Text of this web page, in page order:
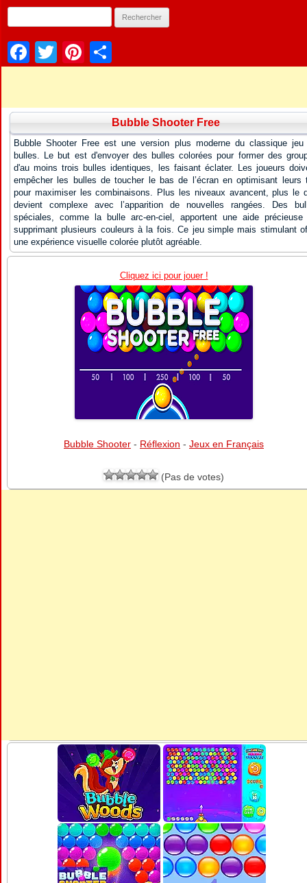
Facebook
TwitterPinterest
Bubble Shooter Free
Bubble Shooter Free est une version plus moderne du classique jeu
bulles. Le but est d'envoyer des bulles colorées pour former des
d'au moins trois bulles identiques, les faisant éclater. Les joueurs
empêcher les bulles de toucher le bas de l’écran en optimisant leurs
pour maximiser les combinaisons. Plus les niveaux avancent, plus le
devient complexe avec l’apparition de nouvelles rangées. Des
spéciales, comme la bulle arc-en-ciel, apportent une aide précieuse
supprimant plusieurs couleurs à la fois. Ce jeu simple mais stimulant
une expérience visuelle colorée plutôt agréable.
Cliquez ici pour jouer !
Bubble Shooter - Réflexion - Jeux en Français
(Pas de votes)